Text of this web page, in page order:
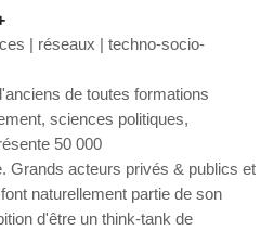
| réseaux | techno-socio-
de toutes formations
sciences politiques,
50 000
Grands acteurs privés & publics et
naturellement partie de son
d'être un think-tank de